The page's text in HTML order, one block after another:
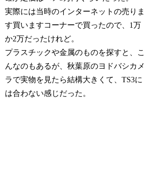
実際には当時のインターネットの売りま
す買いますコーナーで買ったので、1万
か2万だったけれど。
プラスチックや金属のものを探すと、こ
んなのもあるが、秋葉原のヨドバシカメ
ラで実物を見たら結構大きくて、TS3に
は合わない感じだった。